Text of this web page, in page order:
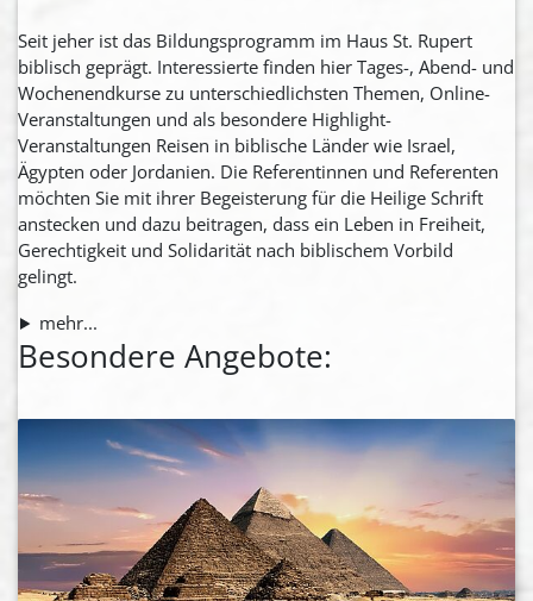
Seit jeher ist das Bildungsprogramm im Haus St. Rupert
biblisch geprägt. Interessierte finden hier Tages-, Abend- und
Wochenendkurse zu unterschiedlichsten Themen, Online-
Veranstaltungen und als besondere Highlight-
Veranstaltungen Reisen in biblische Länder wie Israel,
Ägypten oder Jordanien. Die Referentinnen und Referenten
möchten Sie mit ihrer Begeisterung für die Heilige Schrift
anstecken und dazu beitragen, dass ein Leben in Freiheit,
Gerechtigkeit und Solidarität nach biblischem Vorbild
gelingt.
mehr...
Besondere Angebote: